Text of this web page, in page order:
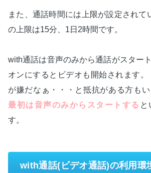
また、通話時間には上限が設定されて
の上限は15分、1日2時間です。
with通話は音声のみから通話がスター
オンにするとビデオも開始されます
が嫌だなぁ・・・と抵抗がある方もい
最初は音声のみからスタートする と
す。
with通話(ビデオ通話)の利用環